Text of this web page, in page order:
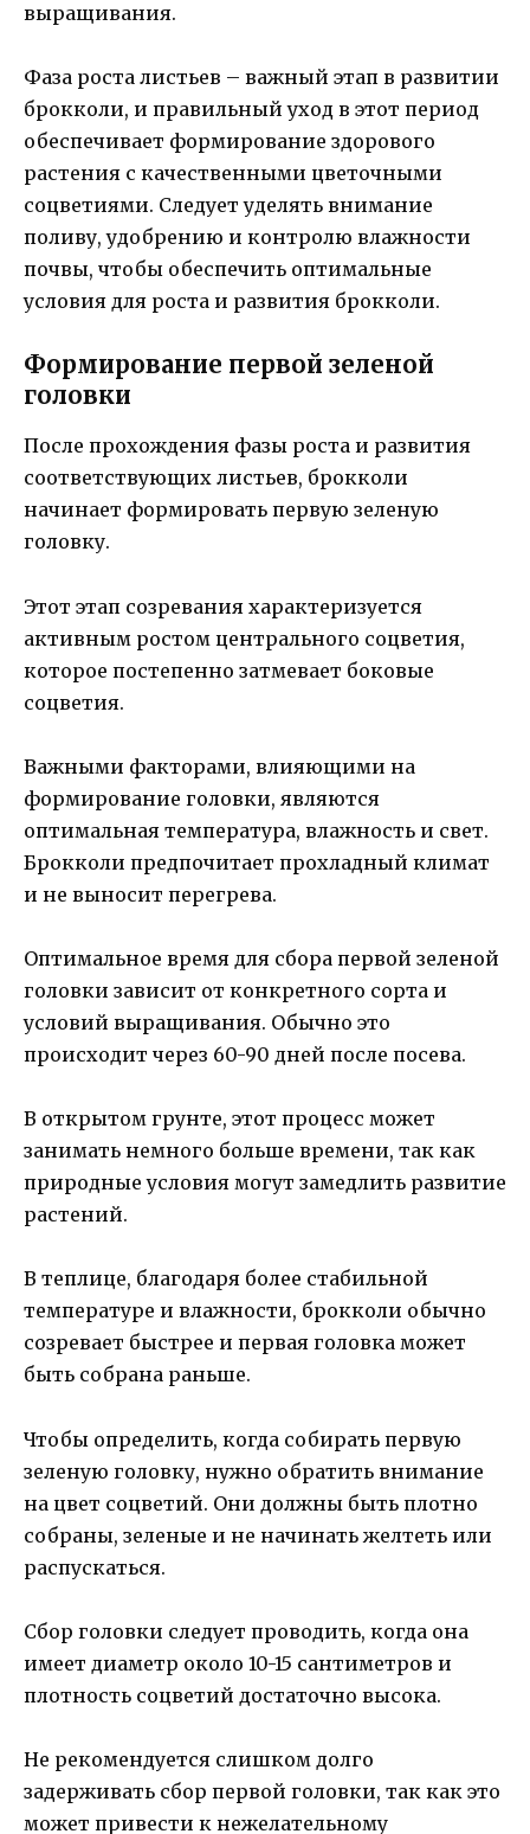
выращивания.
Фаза роста листьев – важный этап в развитии
брокколи, и правильный уход в этот период
обеспечивает формирование здорового
растения с качественными цветочными
соцветиями. Следует уделять внимание
поливу, удобрению и контролю влажности
почвы, чтобы обеспечить оптимальные
условия для роста и развития брокколи.
Формирование первой зеленой
головки
После прохождения фазы роста и развития
соответствующих листьев, брокколи
начинает формировать первую зеленую
головку.
Этот этап созревания характеризуется
активным ростом центрального соцветия,
которое постепенно затмевает боковые
соцветия.
Важными факторами, влияющими на
формирование головки, являются
оптимальная температура, влажность и свет.
Брокколи предпочитает прохладный климат
и не выносит перегрева.
Оптимальное время для сбора первой зеленой
головки зависит от конкретного сорта и
условий выращивания. Обычно это
происходит через 60-90 дней после посева.
В открытом грунте, этот процесс может
занимать немного больше времени, так как
природные условия могут замедлить развитие
растений.
В теплице, благодаря более стабильной
температуре и влажности, брокколи обычно
созревает быстрее и первая головка может
быть собрана раньше.
Чтобы определить, когда собирать первую
зеленую головку, нужно обратить внимание
на цвет соцветий. Они должны быть плотно
собраны, зеленые и не начинать желтеть или
распускаться.
Сбор головки следует проводить, когда она
имеет диаметр около 10-15 сантиметров и
плотность соцветий достаточно высока.
Не рекомендуется слишком долго
задерживать сбор первой головки, так как это
может привести к нежелательному